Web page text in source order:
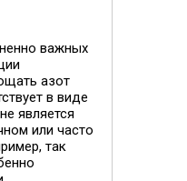
важных
азот
в виде
является
или часто
так